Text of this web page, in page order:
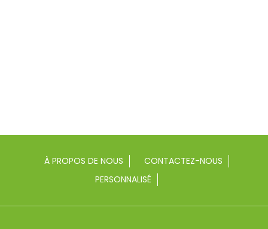
À PROPOS DE NOUS
CONTACTEZ-NOUS
PERSONNALISÉ